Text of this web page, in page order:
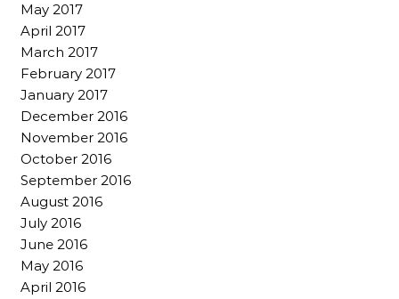
May 2017
April 2017
March 2017
February 2017
January 2017
December 2016
November 2016
October 2016
September 2016
August 2016
July 2016
June 2016
May 2016
April 2016